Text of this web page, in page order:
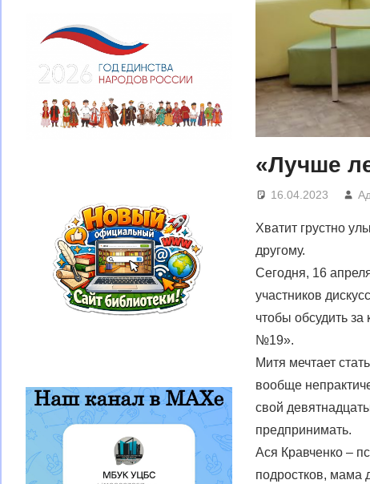
«Лучше
16.04.2023
Хватит грустно
другому.
Сегодня, 16
участников
чтобы обсудить
№19».
Митя мечтает
вообще
свой
предпринимать.
Ася Кравченко –
подростков, мама